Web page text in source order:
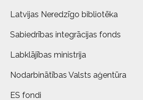
Latvijas Neredzīgo bibliotēka
Sabiedrības integrācijas fonds
Labklājības ministrija
Nodarbinātības Valsts aģentūra
ES fondi